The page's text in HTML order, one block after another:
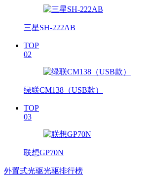
三星SH-222AB
TOP
02
绿联CM138（USB款）
TOP
03
联想GP70N
外置式光驱光驱排行榜